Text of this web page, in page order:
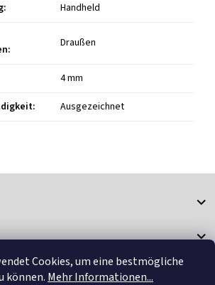
Cookies, um eine bestmögliche
können. Mehr Informationen...
:
Handheld
: Draußen
4 mm
: Ausgezeichnet